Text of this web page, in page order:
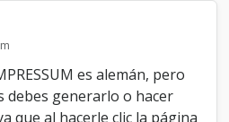
es alemán, pero
debes generarlo o hacer
que al hacerle clic la página